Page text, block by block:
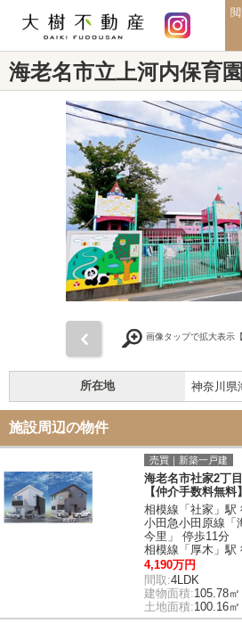
海老名市立上河内保育園
画像タップで拡大表示【
所在地 神奈川県
施設周辺の物件
売買｜新築一戸建
海老名市社家2
【仲介手数料無料】
相模線「社家」駅
小田急小田原線「
今里」 停歩11分
相模線「厚木」駅
4,190万円
間取:4LDK
建物面積:105.78
土地面積:100.16